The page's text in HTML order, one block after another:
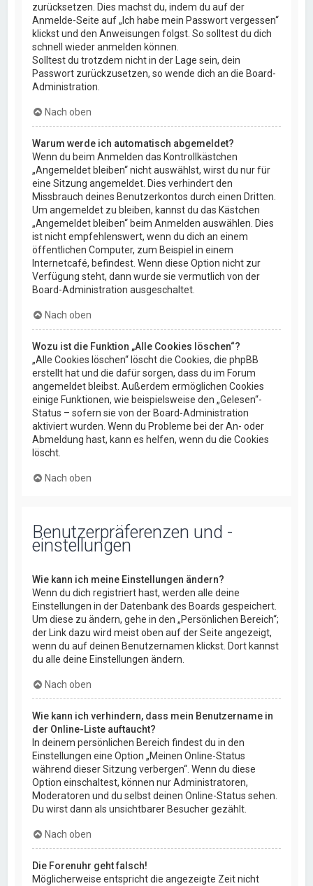
zurücksetzen. Dies machst du, indem du auf der
Anmelde-Seite auf „Ich habe mein Passwort vergessen“
klickst und den Anweisungen folgst. So solltest du dich
schnell wieder anmelden können.
Solltest du trotzdem nicht in der Lage sein, dein
Passwort zurückzusetzen, so wende dich an die Board-
Administration.
Nach oben
Warum werde ich automatisch abgemeldet?
Wenn du beim Anmelden das Kontrollkästchen
„Angemeldet bleiben“ nicht auswählst, wirst du nur für
eine Sitzung angemeldet. Dies verhindert den
Missbrauch deines Benutzerkontos durch einen Dritten.
Um angemeldet zu bleiben, kannst du das Kästchen
„Angemeldet bleiben“ beim Anmelden auswählen. Dies
ist nicht empfehlenswert, wenn du dich an einem
öffentlichen Computer, zum Beispiel in einem
Internetcafé, befindest. Wenn diese Option nicht zur
Verfügung steht, dann wurde sie vermutlich von der
Board-Administration ausgeschaltet.
Nach oben
Wozu ist die Funktion „Alle Cookies löschen“?
„Alle Cookies löschen“ löscht die Cookies, die phpBB
erstellt hat und die dafür sorgen, dass du im Forum
angemeldet bleibst. Außerdem ermöglichen Cookies
einige Funktionen, wie beispielsweise den „Gelesen“-
Status – sofern sie von der Board-Administration
aktiviert wurden. Wenn du Probleme bei der An- oder
Abmeldung hast, kann es helfen, wenn du die Cookies
löscht.
Nach oben
Benutzerpräferenzen und -
einstellungen
Wie kann ich meine Einstellungen ändern?
Wenn du dich registriert hast, werden alle deine
Einstellungen in der Datenbank des Boards gespeichert.
Um diese zu ändern, gehe in den „Persönlichen Bereich“;
der Link dazu wird meist oben auf der Seite angezeigt,
wenn du auf deinen Benutzernamen klickst. Dort kannst
du alle deine Einstellungen ändern.
Nach oben
Wie kann ich verhindern, dass mein Benutzername in
der Online-Liste auftaucht?
In deinem persönlichen Bereich findest du in den
Einstellungen eine Option „Meinen Online-Status
während dieser Sitzung verbergen“. Wenn du diese
Option einschaltest, können nur Administratoren,
Moderatoren und du selbst deinen Online-Status sehen.
Du wirst dann als unsichtbarer Besucher gezählt.
Nach oben
Die Forenuhr geht falsch!
Möglicherweise entspricht die angezeigte Zeit nicht